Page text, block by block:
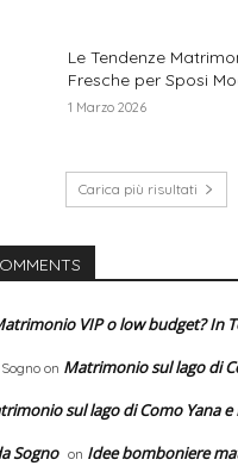
Le Tendenze
Fresche per Sposi
1 Marzo 2026
Carica più risultati
VIP o low budget? In
on Matrimonio sul lago di
sul lago di Como Yana
Sogno on Idee bomboniere